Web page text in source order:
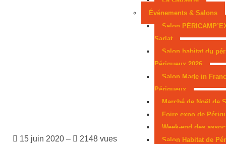
Événements & Salons
Salon
Sarlat
Salon habitat du
Périgueux 2026
Salon Made in
Périgueux
Marché de Noël de
Foire expo de
Week-end des
Salon Habitat de
15 juin 2020 – 2148 vues